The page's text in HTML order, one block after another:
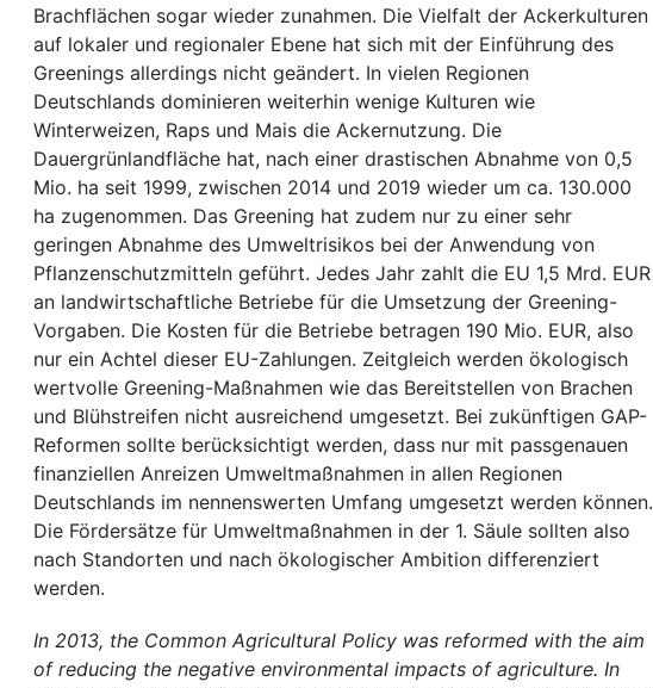
Brachflächen sogar wieder zunahmen. Die Vielfalt der Ackerkulturen
auf lokaler und regionaler Ebene hat sich mit der Einführung des
Greenings allerdings nicht geändert. In vielen Regionen
Deutschlands dominieren weiterhin wenige Kulturen wie
Winterweizen, Raps und Mais die Ackernutzung. Die
Dauergrünlandfläche hat, nach einer drastischen Abnahme von 0,5
Mio. ha seit 1999, zwischen 2014 und 2019 wieder um ca. 130.000
ha zugenommen. Das Greening hat zudem nur zu einer sehr
geringen Abnahme des Umweltrisikos bei der Anwendung von
Pflanzenschutzmitteln geführt. Jedes Jahr zahlt die EU 1,5 Mrd. EUR
an landwirtschaftliche Betriebe für die Umsetzung der Greening-
Vorgaben. Die Kosten für die Betriebe betragen 190 Mio. EUR, also
nur ein Achtel dieser EU-Zahlungen. Zeitgleich werden ökologisch
wertvolle Greening-Maßnahmen wie das Bereitstellen von Brachen
und Blühstreifen nicht ausreichend umgesetzt. Bei zukünftigen GAP-
Reformen sollte berücksichtigt werden, dass nur mit passgenauen
finanziellen Anreizen Umweltmaßnahmen in allen Regionen
Deutschlands im nennenswerten Umfang umgesetzt werden können.
Die Fördersätze für Umweltmaßnahmen in der 1. Säule sollten also
nach Standorten und nach ökologischer Ambition differenziert
werden.
In 2013, the Common Agricultural Policy was reformed with the aim
of reducing the negative environmental impacts of agriculture. In